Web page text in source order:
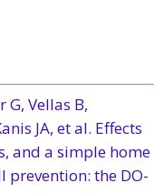
Vellas B,
JA, et al. Effects
and a simple home
prevention: the DO-